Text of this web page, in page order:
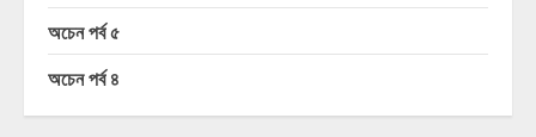
অচেন পর্ব ৫
অচেন পর্ব ৪